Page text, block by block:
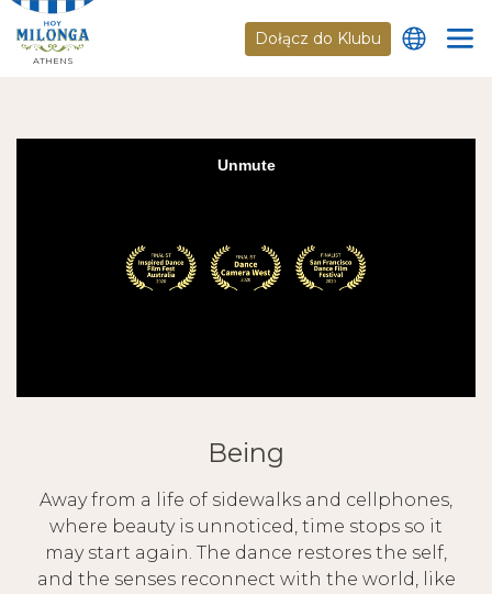
ATHENS
Dołącz do Klubu
Being
Away from a life of sidewalks and cellphones,
where beauty is unnoticed, time stops so it
may start again. The dance restores the self,
and the senses reconnect with the world, like